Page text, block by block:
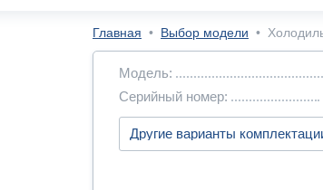
Главная • Выбор модели •
Модель:
Серийный номер: